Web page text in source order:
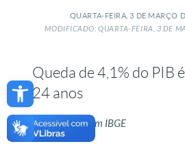
Open toolbar
QUARTA-FEIRA, 3 DE MARÇO
MODIFICADO: QUARTA-FEIRA, 3 DE
Queda de 4,1% do PIB
24 anos
Da redação, com IBGE